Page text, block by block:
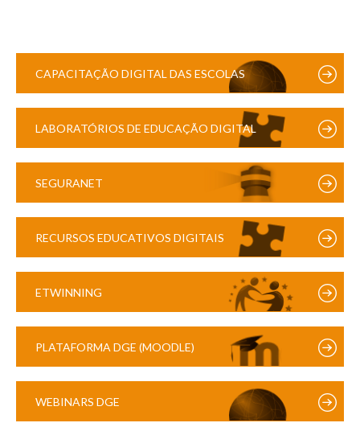
CAPACITAÇÃO DIGITAL DAS ESCOLAS
LABORATÓRIOS DE EDUCAÇÃO DIGITAL
SEGURANET
RECURSOS EDUCATIVOS DIGITAIS
ETWINNING
PLATAFORMA DGE (MOODLE)
WEBINARS DGE